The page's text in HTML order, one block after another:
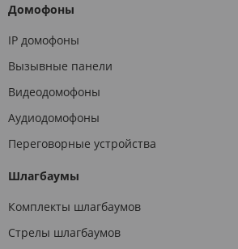
Домофоны
IP домофоны
Вызывные панели
Видеодомофоны
Аудиодомофоны
Переговорные устройства
Шлагбаумы
Комплекты шлагбаумов
Стрелы шлагбаумов